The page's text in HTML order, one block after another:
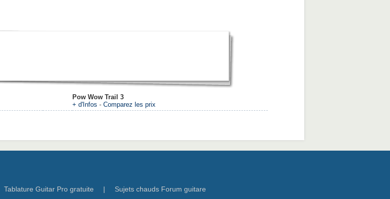
Pow Wow Trail 3
+ d'Infos - Comparez les prix
Tablature Guitar Pro gratuite |
Sujets chauds Forum guitare